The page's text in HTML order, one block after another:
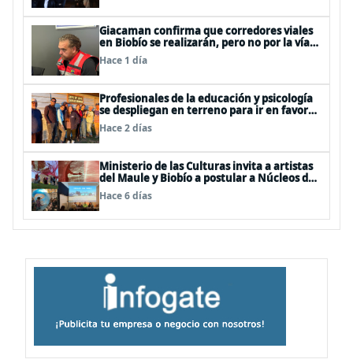
Giacaman confirma que corredores viales
en Biobío se realizarán, pero no por la vía
de la concesión
Hace 1 día
Profesionales de la educación y psicología
se despliegan en terreno para ir en favor
de niños afectados por la emergencia
Hace 2 días
Ministerio de las Culturas invita a artistas
del Maule y Biobío a postular a Núcleos de
Creación 2026
Hace 6 días